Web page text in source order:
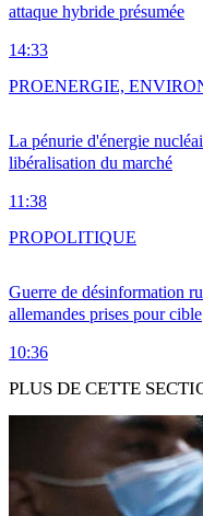
attaque hybride présumée
14:33
La pénurie d'énergie
libéralisation du marché
11:38
PROENERGIE,
Guerre de désinformation
allemandes prises pour cible
10:36
PROPOLITIQUE
PLUS DE CETTE